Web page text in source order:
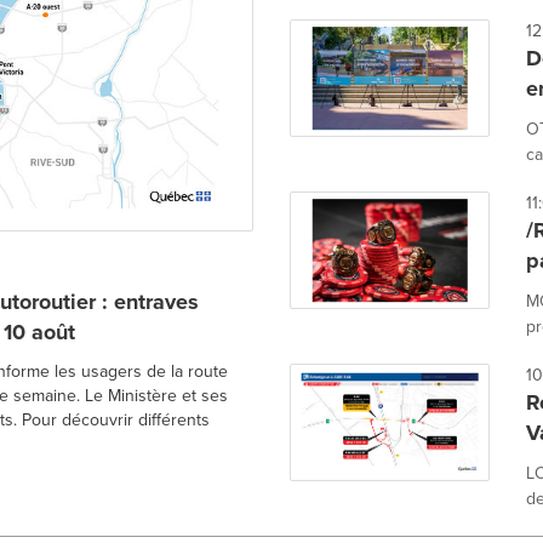
: entraves
août
les usagers de la route
semaine. Le Ministère et ses
Pour découvrir différents
/